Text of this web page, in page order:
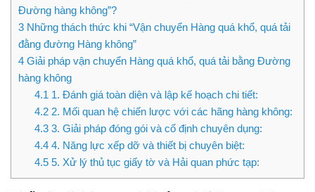
Đường hàng không”?
3 Những thách thức khi “Vận chuyển Hàng quá khổ, quá tải
đằng đường Hàng không”
4 Giải pháp vận chuyển Hàng quá khổ, quá tải bằng Đường
hàng không
4.1 1. Đánh giá toàn diện và lập kế hoạch chi tiết:
4.22. Mối quan hệ chiến lược với các hãng hàng không:
4.33. Giải pháp đóng gói và cố định chuyên dụng:
4.44. Năng lực xếp dỡ và thiết bị chuyên biệt:
4.55. Xử lý thủ tục giấy tờ và Hải quan phức tạp: